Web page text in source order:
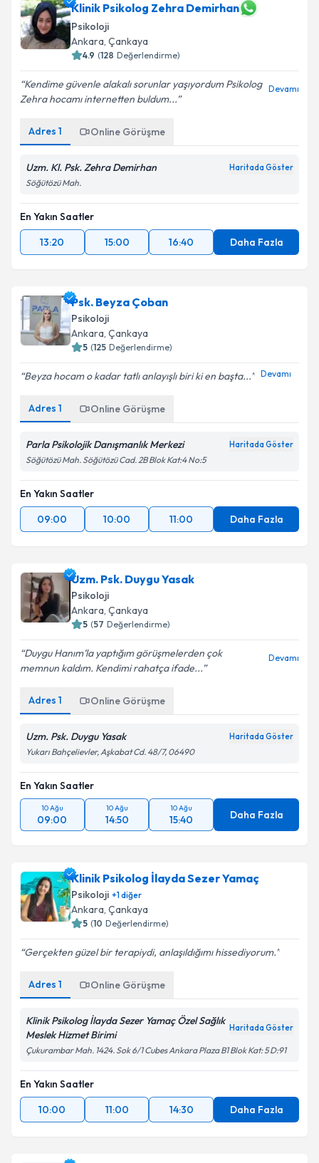
Klinik Psikolog Zehra Demirhan
Psikoloji
Ankara, Çankaya
4.9 (128 Değerlendirme)
Kendime güvenle alakalı sorunlar yaşıyordum Psikolog
Zehra hocamı internetten buldum...
Devamı
Adres 1 Online Görüşme
Uzm. Kl. Psk. Zehra Demirhan Haritada Göster
Söğütözü Mah.
En Yakın Saatler
13:20
15:00 16:40 Daha Fazla
Psk. Beyza Çoban
Psikoloji
Ankara, Çankaya
5 (125 Değerlendirme)
Beyza hocam o kadar tatlı anlayışlı biri ki en başta... Devamı
Adres 1 Online Görüşme
Parla Psikolojik Danışmanlık Merkezi Haritada Göster
Söğütözü Mah. Söğütözü Cad. 2B Blok Kat:4 No:5
En Yakın Saatler
09:00
10:00 11:00 Daha Fazla
Uzm. Psk. Duygu Yasak
Psikoloji
Ankara, Çankaya
5 (57 Değerlendirme)
Duygu Hanım’la yaptığım görüşmelerden çok
memnun kaldım. Kendimi rahatça ifade...
Devamı
Adres 1 Online Görüşme
Uzm. Psk. Duygu Yasak Haritada Göster
Yukarı Bahçelievler, Aşkabat Cd. 48/7, 06490
En Yakın Saatler
10 Ağu
09:00
10 Ağu
14:50
10 Ağu
15:40 Daha Fazla
Klinik Psikolog İlayda Sezer Yamaç
Psikoloji +1diğer
Ankara, Çankaya
5 (10 Değerlendirme)
Gerçekten güzel bir terapiydi, anlaşıldığımı hissediyorum.
Adres 1 Online Görüşme
Klinik Psikolog İlayda Sezer Yamaç Özel Sağlık
Meslek Hizmet Birimi
Haritada Göster
Çukurambar Mah. 1424. Sok 6/1 Cubes Ankara Plaza B1 Blok Kat: 5 D:91
En Yakın Saatler
10:00
11:00 14:30 Daha Fazla